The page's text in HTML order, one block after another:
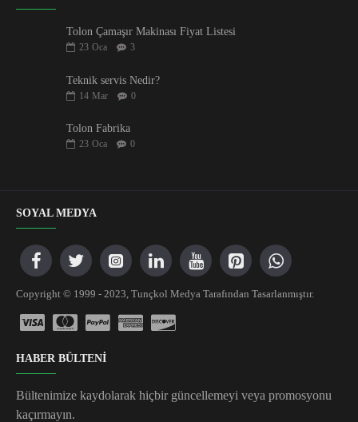
Tolon Çamaşır Makinası Fiyat Listesi
23 Oca 3
Teknik servis Nedir?
14 Mar 0
Tolon Fabrika
23 Oca 0
SOYAL MEDYA
Copyright © 1999 - 2023, Tunçkol Medya Tarafından Tasarlanmıştır.
HABER BÜLTENİ
Bültenimize kaydolarak hiçbir güncellemeyi veya promosyonu
kaçırmayın.